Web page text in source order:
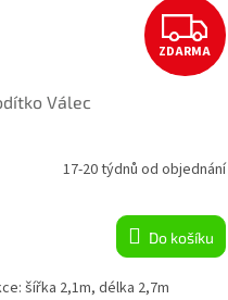
Z
D
R
M
A
ZDARMA
Válec
17-20 týdnů od objednání
Do košíku
šířka 2,1m, délka 2,7m